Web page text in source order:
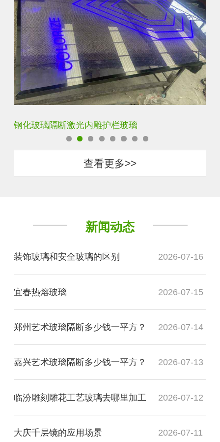
艺术内雕雪花超白钢化激光内雕发光玻璃背景墙
查看更多>>
新闻动态
装饰玻璃和安全玻璃的区别 2026-07-16
宜春热熔玻璃 2026-07-15
郑州艺术玻璃隔断多少钱一平方？ 2026-07-14
嘉兴艺术玻璃隔断多少钱一平方？ 2026-07-13
临汾雕刻雕花工艺玻璃去哪里加工 2026-07-12
大庆千层镜的应用场景 2026-07-11